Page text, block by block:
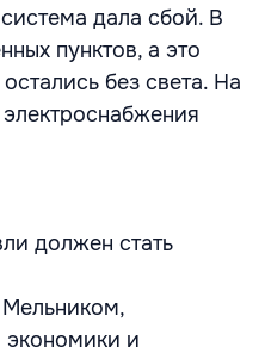
дала сбой. В
пунктов, а это
без света. На
должен стать
экономики и